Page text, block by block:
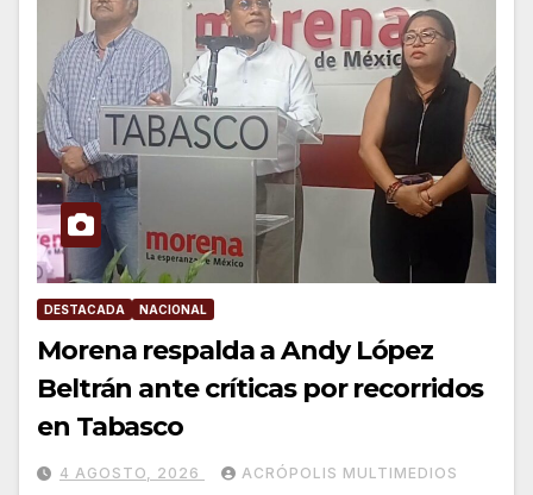
DESTACADA NACIONAL
Morena respalda a Andy López
Beltrán ante críticas por recorridos
en Tabasco
4 AGOSTO, 2026 ACRÓPOLIS MULTIMEDIOS